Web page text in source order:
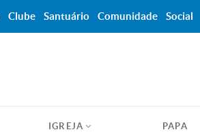
IGREJA PAPA
Clube Santuário Comunidade Social